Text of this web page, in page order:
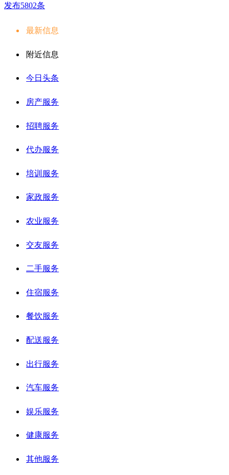
发布5802条
最新信息
附近信息
今日头条
房产服务
招聘服务
代办服务
培训服务
家政服务
农业服务
交友服务
二手服务
住宿服务
餐饮服务
配送服务
出行服务
汽车服务
娱乐服务
健康服务
其他服务